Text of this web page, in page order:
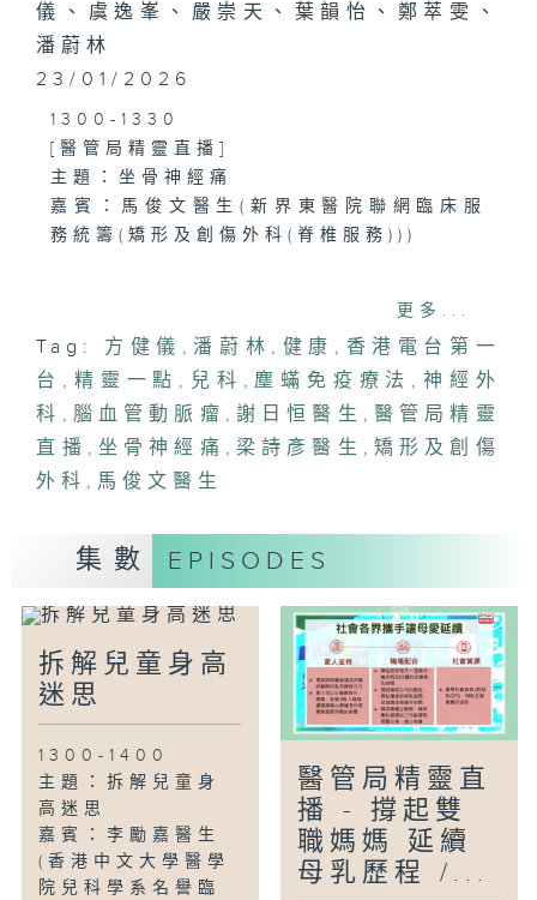
儀、虞逸峯、嚴崇天、葉韻怡、鄭萃雯、
潘蔚林
23/01/2026
1300-1330
[醫管局精靈直播]
主題：坐骨神經痛
嘉賓：馬俊文醫生(新界東醫院聯網臨床服
務統籌(矯形及創傷外科(脊椎服務)))
嘉賓：梁詩彥醫生(兒科專科醫生)
1400-1500
主題：腦血管動脈瘤
更多...
Tag: 方健儀 , 潘蔚林 , 健康 , 香港電台第一
台 , 精靈一點 , 兒科 , 塵蟎免疫療法 , 神經外
科 , 腦血管動脈瘤 , 謝日恒醫生 , 醫管局精靈
直播 , 坐骨神經痛 , 梁詩彥醫生 , 矯形及創傷
外科 , 馬俊文醫生
集數 EPISODES
拆解兒童身高
迷思
1300-1400
主題：拆解兒童身
高迷思
嘉賓：李勵嘉醫生
(香港中文大學醫學
院兒科學系名譽臨
醫管局精靈直
播 - 撐起雙
職媽媽 延續
母乳歷程 /...